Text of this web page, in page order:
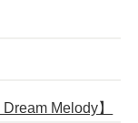
Melody】